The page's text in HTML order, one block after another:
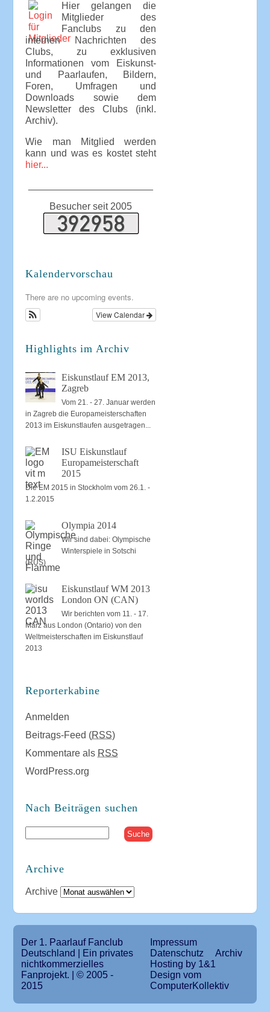
Hier gelangen die
Mitglieder des
Fanclubs zu den
internen Nachrichten des
Clubs, zu exklusiven
Informationen vom Eiskunst-
und Paarlaufen, Bildern,
Foren, Umfragen und
Downloads sowie dem
Newsletter des Clubs (inkl.
Archiv).
Wie man Mitglied werden
kann und was es kostet steht
hier...
Besucher seit 2005
Kalendervorschau
There are no upcoming events.
View Calendar
Highlights im Archiv
Eiskunstlauf EM 2013,
Zagreb
Vom 21. - 27. Januar werden
in Zagreb die Europameisterschaften
2013 im Eiskunstlaufen ausgetragen...
ISU Eiskunstlauf
Europameisterschaft
2015
Die EM 2015 in Stockholm vom 26.1. -
1.2.2015
Olympia 2014
Wir sind dabei: Olympische
Winterspiele in Sotschi
(RUS)
Eiskunstlauf WM 2013
London ON (CAN)
Wir berichten vom 11. - 17.
März aus London (Ontario) von den
Weltmeisterschaften im Eiskunstlauf
2013
Reporterkabine
Anmelden
Beitrags-Feed (RSS)
Kommentare als RSS
WordPress.org
Nach Beiträgen suchen
Archive
Archive
Der 1. Paarlauf Fanclub
Deutschland | Ein privates
nichtkommerzielles
Fanprojekt. | © 2005 -
2015
Impressum
Datenschutz
Archiv
Hosting by 1&1
Design vom
ComputerKollektiv